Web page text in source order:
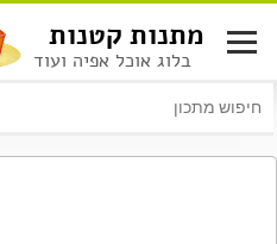
לתוכן
מתנות קטנות
בלוג אוכל אפיה ועוד